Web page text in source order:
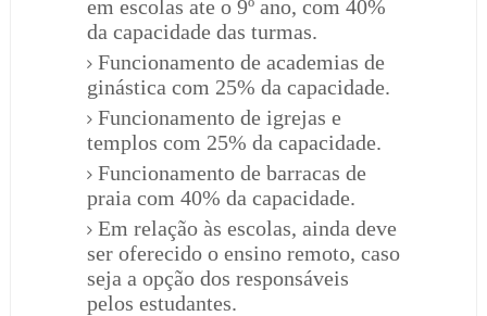
em escolas ate o 9º ano, com 40%
da capacidade das turmas.
Funcionamento de academias de
ginástica com 25% da capacidade.
Funcionamento de igrejas e
templos com 25% da capacidade.
Funcionamento de barracas de
praia com 40% da capacidade.
Em relação às escolas, ainda deve
ser oferecido o ensino remoto, caso
seja a opção dos responsáveis
pelos estudantes.